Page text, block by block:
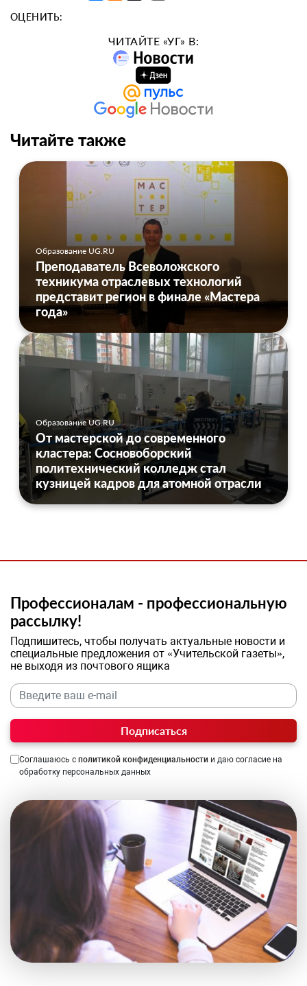
ОЦЕНИТЬ:
ЧИТАЙТЕ «УГ» В:
Читайте также
Образование UG.RU
Преподаватель Всеволожского
техникума отраслевых технологий
представит регион в финале «Мастера
года»
Образование UG.RU
От мастерской до современного
кластера: Сосновоборский
политехнический колледж стал
кузницей кадров для атомной отрасли
Профессионалам - профессиональную
рассылку!
Подпишитесь, чтобы получать актуальные новости и
специальные предложения от «Учительской газеты»,
не выходя из почтового ящика
Подписаться
Соглашаюсь с политикой конфиденциальности и даю согласие на
обработку персональных данных